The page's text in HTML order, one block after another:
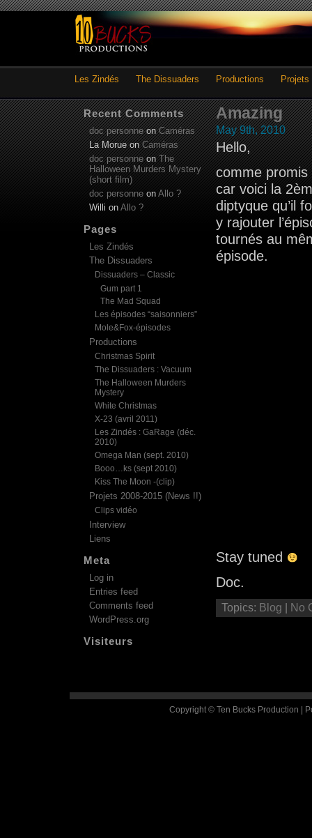
Les Zindés The Dissuaders Productions Projets
Amazing
May 9th, 2010
Hello,
comme
car voici la
diptyque qu’il
y rajouter
tournés au
épisode.
Stay tuned
Doc.
Topics: Blog No
Recent Comments
doc personneonCaméras
La MorueonCaméras
doc personneonThe
Halloween Murders Mystery
(short film)
doc personne on Allo ?
Willi on Allo ?
Pages
Les Zindés
The Dissuaders
Dissuaders – Classic
Gum part 1
The Mad Squad
Les épisodes “saisonniers”
Mole&Fox-épisodes
Productions
Christmas Spirit
The Dissuaders : Vacuum
The Halloween Murders
Mystery
White Christmas
X-23 (avril 2011)
Les Zindés : GaRage (déc.
2010)
Omega Man (sept. 2010)
Booo…ks (sept 2010)
Kiss The Moon -(clip)
Projets 2008-2015 (News !!)
Clips vidéo
Interview
Liens
Meta
Log in
Entries feed
Comments feed
WordPress.org
Visiteurs
Copyright © Ten Bucks Production |